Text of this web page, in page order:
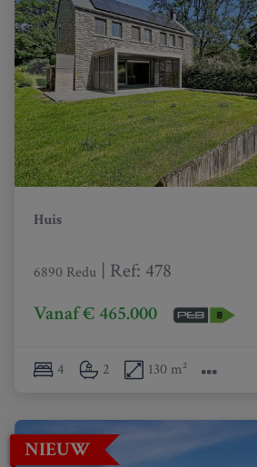
Huis
6890 Redu Ref: 478
Vanaf € 465.000
4 2 130 m²
NIEUW